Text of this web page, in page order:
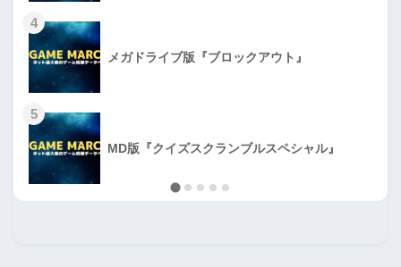
4
メガドライブ版『ブロックアウト』
5
MD版『クイズスクランブルスペシャル』